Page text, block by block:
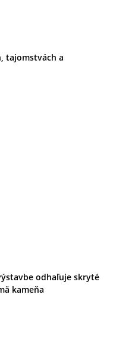
tajomstvách a
odhaľuje skryté
kameňa